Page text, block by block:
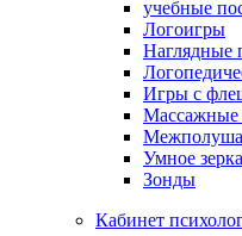
учебные
Логоигры
Наглядные
Игры с
Массажные
Умное
Зонды
Кабинет